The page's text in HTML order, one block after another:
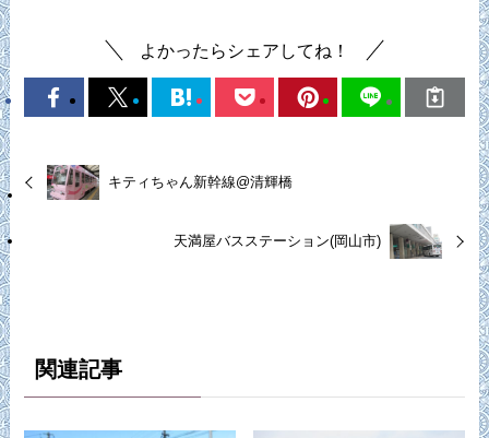
よかったらシェアしてね！
キティちゃん新幹線@清輝橋
天満屋バスステーション(岡山市)
関連記事